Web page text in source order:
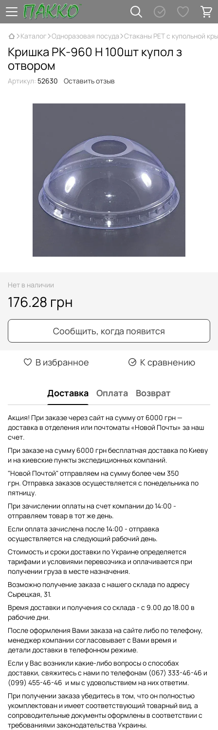
Каталог Одноразовая посуда Стаканы PET с купольной
Кришка РК-960 H 100шт купол з
отвором
Артикул: 52630 Оставить отзыв
Нет в наличии
176.28 грн
Сообщить, когда появится
В избранное К сравнению
Доставка Оплата Возврат
Акция! При заказе через сайт на сумму от 6000 грн —
доставка в отделения или почтоматы «Новой Почты» за наш
счет.
При заказе на сумму 6000 грн бесплатная доставка по Киеву
и на киевские пункты экспедиционных компаний.
"Новой Почтой" отправляем на сумму более чем 350
грн. Отправка заказов осуществляется с понедельника по
пятницу.
При зачислении оплаты на счет компании до 14:00 -
отправляем товар в тот же день.
Если оплата зачислена после 14:00 - отправка
осуществляется на следующий рабочий день.
Стоимость и сроки доставки по Украине определяется
тарифами и условиями перевозчика и оплачивается при
получении груза в месте назначения.
Возможно получение заказа с нашего склада по адресу
Сырецкая, 31.
Время доставки и получения со склада - с 9.00 до 18.00 в
рабочие дни.
После оформления Вами заказа на сайте либо по телефону,
менеджер компании согласовывает с Вами время и
детали доставки в телефонном режиме.
Если у Вас возникли какие-либо вопросы о способах
доставки, свяжитесь с нами по телефонам (067) 333-46-46 и
(099) 455-46-46 и мы с удовольствием на них ответим.
При получении заказа убедитесь в том, что он полностью
укомплектован и имеет соответствующий товарный вид, а
сопроводительные документы оформлены в соответствии с
требованиями законодательства Украины.